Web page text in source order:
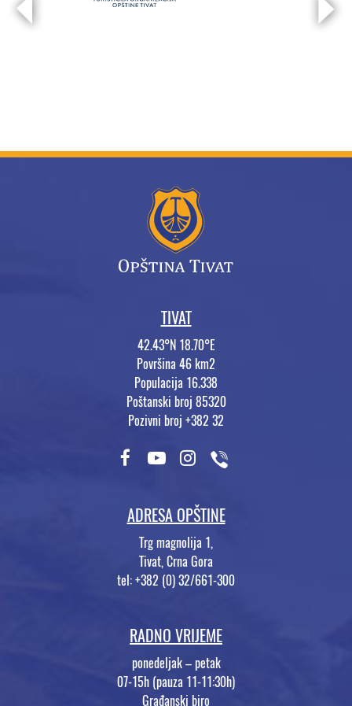
TIVAT
42.43°N 18.70°E
Površina 46 km2
Populacija 16.338
Poštanski broj 85320
Pozivni broj +382 32
ADRESA OPŠTINE
Trg magnolija 1,
Tivat, Crna Gora
tel: +382 (0) 32/661-300
RADNO VRIJEME
ponedeljak – petak
07-15h (pauza 11-11:30h)
Građanski biro